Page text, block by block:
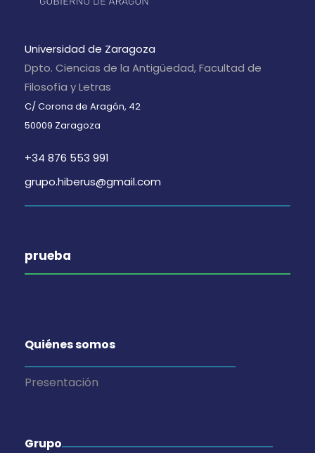
Universidad de Zaragoza
Dpto. Ciencias de la Antigüedad, Facultad de
Filosofía y Letras
C/ Corona de Aragón, 42
50009 Zaragoza
+34 876 553 991
grupo.hiberus@gmail.com
prueba
Quiénes somos
Presentación
Grupo